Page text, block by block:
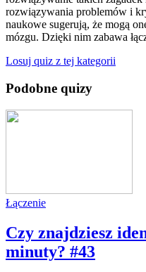
rozwiązywania problemów i
naukowe sugerują, że mogą
mózgu. Dzięki nim zabawa
Losuj quiz z tej kategorii
Podobne quizy
Łączenie
Czy znajdziesz
minuty? #43